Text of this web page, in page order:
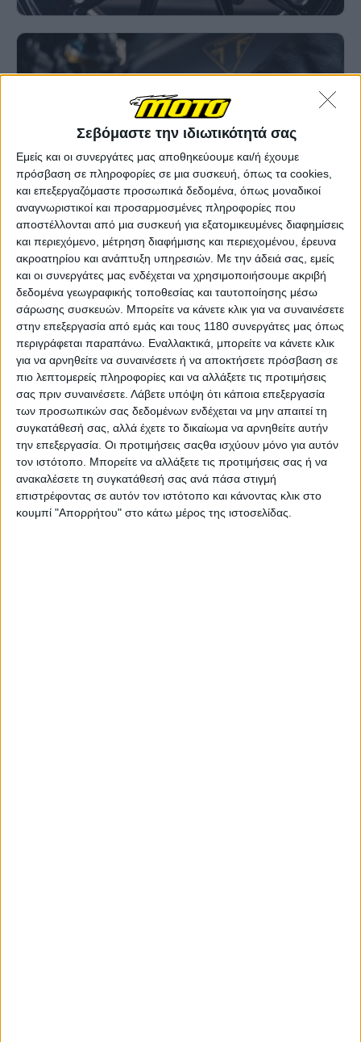
Σεβόμαστε την ιδιωτικότητά σας
Εμείς και οι συνεργάτες μας αποθηκεύουμε και/ή έχουμε
πρόσβαση σε πληροφορίες σε μια συσκευή, όπως τα cookies,
και επεξεργαζόμαστε προσωπικά δεδομένα, όπως μοναδικοί
αναγνωριστικοί και προσαρμοσμένες πληροφορίες που
αποστέλλονται από μια συσκευή για εξατομικευμένες διαφημίσεις
και περιεχόμενο, μέτρηση διαφήμισης και περιεχομένου, έρευνα
ακροατηρίου και ανάπτυξη υπηρεσιών. Με την άδειά σας, εμείς
και οι συνεργάτες μας ενδέχεται να χρησιμοποιήσουμε ακριβή
δεδομένα γεωγραφικής τοποθεσίας και ταυτοποίησης μέσω
σάρωσης συσκευών. Μπορείτε να κάνετε κλικ για να συναινέσετε
στην επεξεργασία από εμάς και τους 1180 συνεργάτες μας όπως
περιγράφεται παραπάνω. Εναλλακτικά, μπορείτε να κάνετε κλικ
για να αρνηθείτε να συναινέσετε ή να αποκτήσετε πρόσβαση σε
πιο λεπτομερείς πληροφορίες και να αλλάξετε τις προτιμήσεις
σας πριν συναινέσετε. Λάβετε υπόψη ότι κάποια επεξεργασία
των προσωπικών σας δεδομένων ενδέχεται να μην απαιτεί τη
συγκατάθεσή σας, αλλά έχετε το δικαίωμα να αρνηθείτε αυτήν
την επεξεργασία. Οι προτιμήσεις σαςθα ισχύουν μόνο για αυτόν
τον ιστότοπο. Μπορείτε να αλλάξετε τις προτιμήσεις σας ή να
ανακαλέσετε τη συγκατάθεσή σας ανά πάσα στιγμή
επιστρέφοντας σε αυτόν τον ιστότοπο και κάνοντας κλικ στο
κουμπί "Απορρήτου" στο κάτω μέρος της ιστοσελίδας.